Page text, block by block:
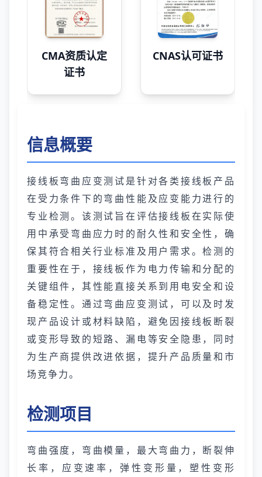
CMA资质认定
证书
CNAS认可证书
信息概要
接线板弯曲应变测试是针对各类接线板产品
在受力条件下的弯曲性能及应变能力进行的
专业检测。该测试旨在评估接线板在实际使
用中承受弯曲应力时的耐久性和安全性，确
保其符合相关行业标准及用户需求。检测的
重要性在于，接线板作为电力传输和分配的
关键组件，其性能直接关系到用电安全和设
备稳定性。通过弯曲应变测试，可以及时发
现产品设计或材料缺陷，避免因接线板断裂
或变形导致的短路、漏电等安全隐患，同时
为生产商提供改进依据，提升产品质量和市
场竞争力。
检测项目
弯曲强度，弯曲模量，最大弯曲力，断裂伸
长率，应变速率，弹性变形量，塑性变形